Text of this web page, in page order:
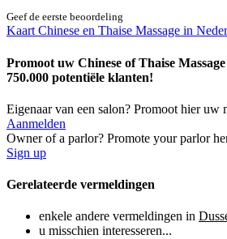
Geef de eerste beoordeling
Kaart Chinese en Thaise Massage in
Promoot uw Chinese of Thaise
750.000 potentiële klanten!
Eigenaar van een salon? Promoot hier uw
Aanmelden
Owner of a parlor? Promote your parlor
Sign up
Gerelateerde vermeldingen
enkele andere vermeldingen in
u misschien interesseren...